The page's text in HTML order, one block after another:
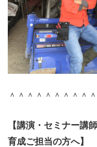
＾＾＾＾＾＾＾＾＾
【講演・セミナー講
育成ご担当の方へ】